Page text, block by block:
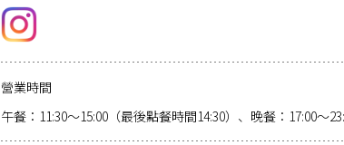
營業時間
午餐：11:30～15:00（最後點餐時間14:30）、晚餐：17:00～